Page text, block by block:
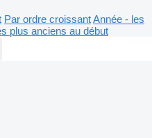
Par ordre croissantAnnée - les
plus anciens au début